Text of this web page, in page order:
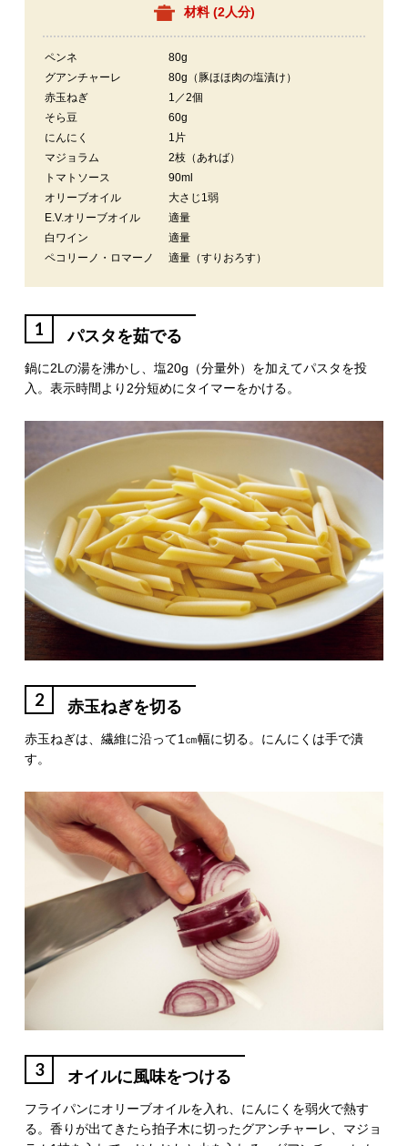
材料 (2人分)
ペンネ
80g
グアンチャーレ
80g（豚ほほ肉の塩漬け）
赤玉ねぎ
1／2個
そら豆
60g
にんにく
1片
マジョラム
2枝（あれば）
トマトソース
90ml
オリーブオイル
大さじ1弱
E.V.オリーブオイル
適量
白ワイン
適量
ペコリーノ・ロマーノ
適量（すりおろす）
1 パスタを茹でる
鍋に2Lの湯を沸かし、塩20g（分量外）を加えてパスタを投
入。表示時間より2分短めにタイマーをかける。
2 赤玉ねぎを切る
赤玉ねぎは、繊維に沿って1㎝幅に切る。にんにくは手で潰
す。
3 オイルに風味をつける
フライパンにオリーブオイルを入れ、にんにくを弱火で熱す
る。香りが出てきたら拍子木に切ったグアンチャーレ、マジョ